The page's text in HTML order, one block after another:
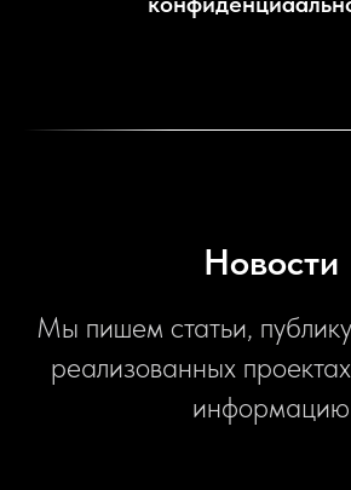
Новости
Мы пишем статьи,
реализованных
информацию